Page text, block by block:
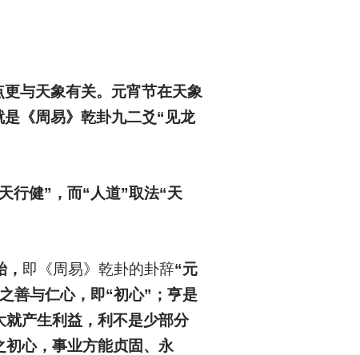
与天象有关。元宵节在天象
《周易》乾卦九二爻“见龙
行健”，而“人道”取法“天
即《周易》乾卦的卦辞“元
善与仁心，即“初心”；亨是
产生利益，利不是少部分
心，事业方能贞固、永